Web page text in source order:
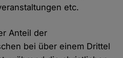
etc.
Anteil der
bei über einem Drittel